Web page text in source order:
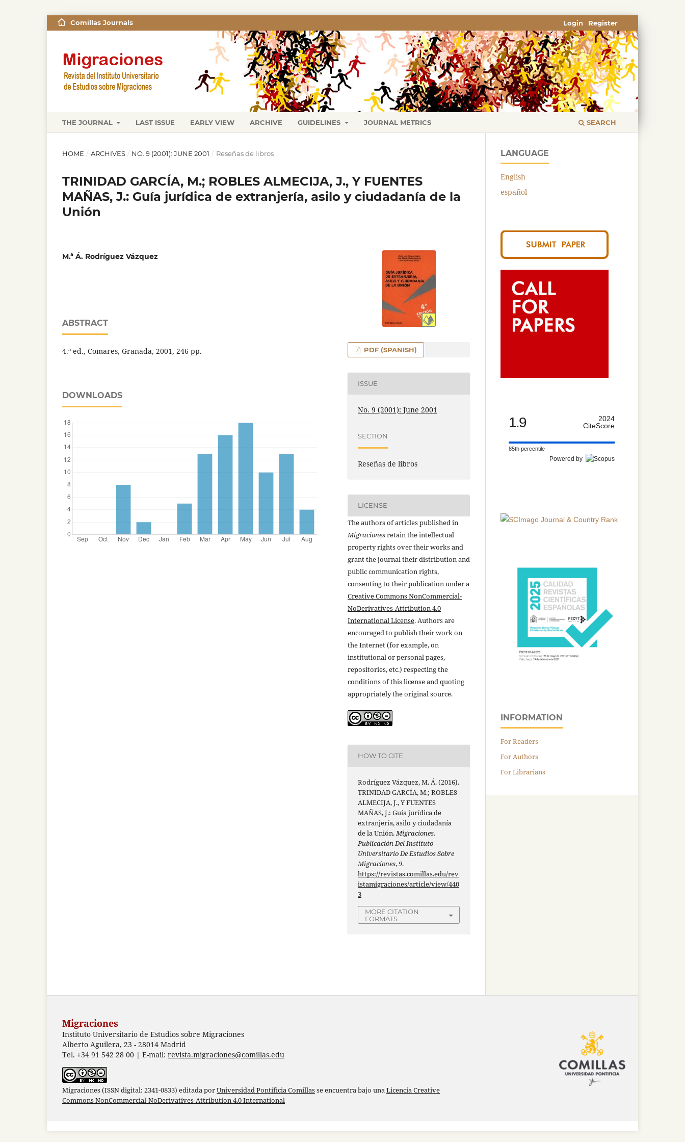
THE JOURNAL LAST ISSUE EARLY VIEW ARCHIVE GUIDELINES JOURNAL METRICS SEARCH
Comillas Journals Register
Login
HOME / ARCHIVES / NO. 9 (2001): JUNE 2001 / Reseñas de libros
TRINIDAD GARCÍA, M.; ROBLES ALMECIJA, J., Y FUENTES
MAÑAS, J.: Guía jurídica de extranjería, asilo y ciudadanía de la
Unión
M.ª Á. Rodríguez Vázquez
ABSTRACT
4.ª ed., Comares, Granada, 2001, 246 pp.
DOWNLOADS
PDF (SPANISH)
ISSUE
No. 9 (2001): June 2001
SECTION
Reseñas de libros
LICENSE
The authors of articles published in
Migracionesretain the intellectual
property rights over their works and
grant the journal their distribution and
public communication rights,
consenting to their publication under a
Creative Commons NonCommercial-
NoDerivatives-Attribution 4.0
International License. Authors are
encouraged to publish their work on
the Internet (for example, on
institutional or personal pages,
repositories, etc.) respecting the
conditions of this license and quoting
appropriately the original source.
HOW TO CITE
Rodríguez Vázquez, M. Á. (2016).
TRINIDAD GARCÍA, M.; ROBLES
ALMECIJA, J., Y FUENTES
MAÑAS, J.: Guía jurídica de
extranjería, asilo y ciudadanía
de la Unión.Migraciones.
Publicación Del Instituto
Universitario De Estudios Sobre
Migraciones,9.
https://revistas.comillas.edu/rev
istamigraciones/article/view/440
3
MORE CITATION
FORMATS
LANGUAGE
English
español
1.9
2024
CiteScore
85th percentile
Powered by
INFORMATION
For Readers
For Authors
For Librarians
Migraciones
Instituto Universitario de Estudios sobre Migraciones
Alberto Aguilera, 23 - 28014 Madrid
Tel. +34 91 542 28 00 | E-mail: revista.migraciones@comillas.edu
Migraciones (ISSN digital: 2341-0833) editada porUniversidad Pontificia Comillasse encuentra bajo unaLicencia Creative
Commons NonCommercial-NoDerivatives-Attribution 4.0 International